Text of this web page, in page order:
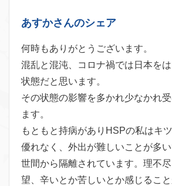
あすかさんのシェア
何時もありがとうございます。
混乱と混沌、コロナ禍では日本を
状態だと思います。
その状態の影響を多かれ少なかれ
ます。
もともと持病がありHSPの私はキ
優れなく、外出が難しいことが多い
世間から隔離されています。理不
望、辛いとか苦しいとか感じること